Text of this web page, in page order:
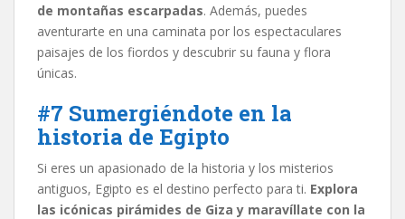
de montañas escarpadas. Además, puedes
aventurarte en una caminata por los espectaculares
paisajes de los fiordos y descubrir su fauna y flora
únicas.
#7 Sumergiéndote en la
historia de Egipto
Si eres un apasionado de la historia y los misterios
antiguos, Egipto es el destino perfecto para ti. Explora
las icónicas pirámides de Giza y maravíllate con la